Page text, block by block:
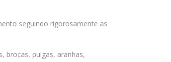
seguindo rigorosamente as
brocas, pulgas, aranhas,